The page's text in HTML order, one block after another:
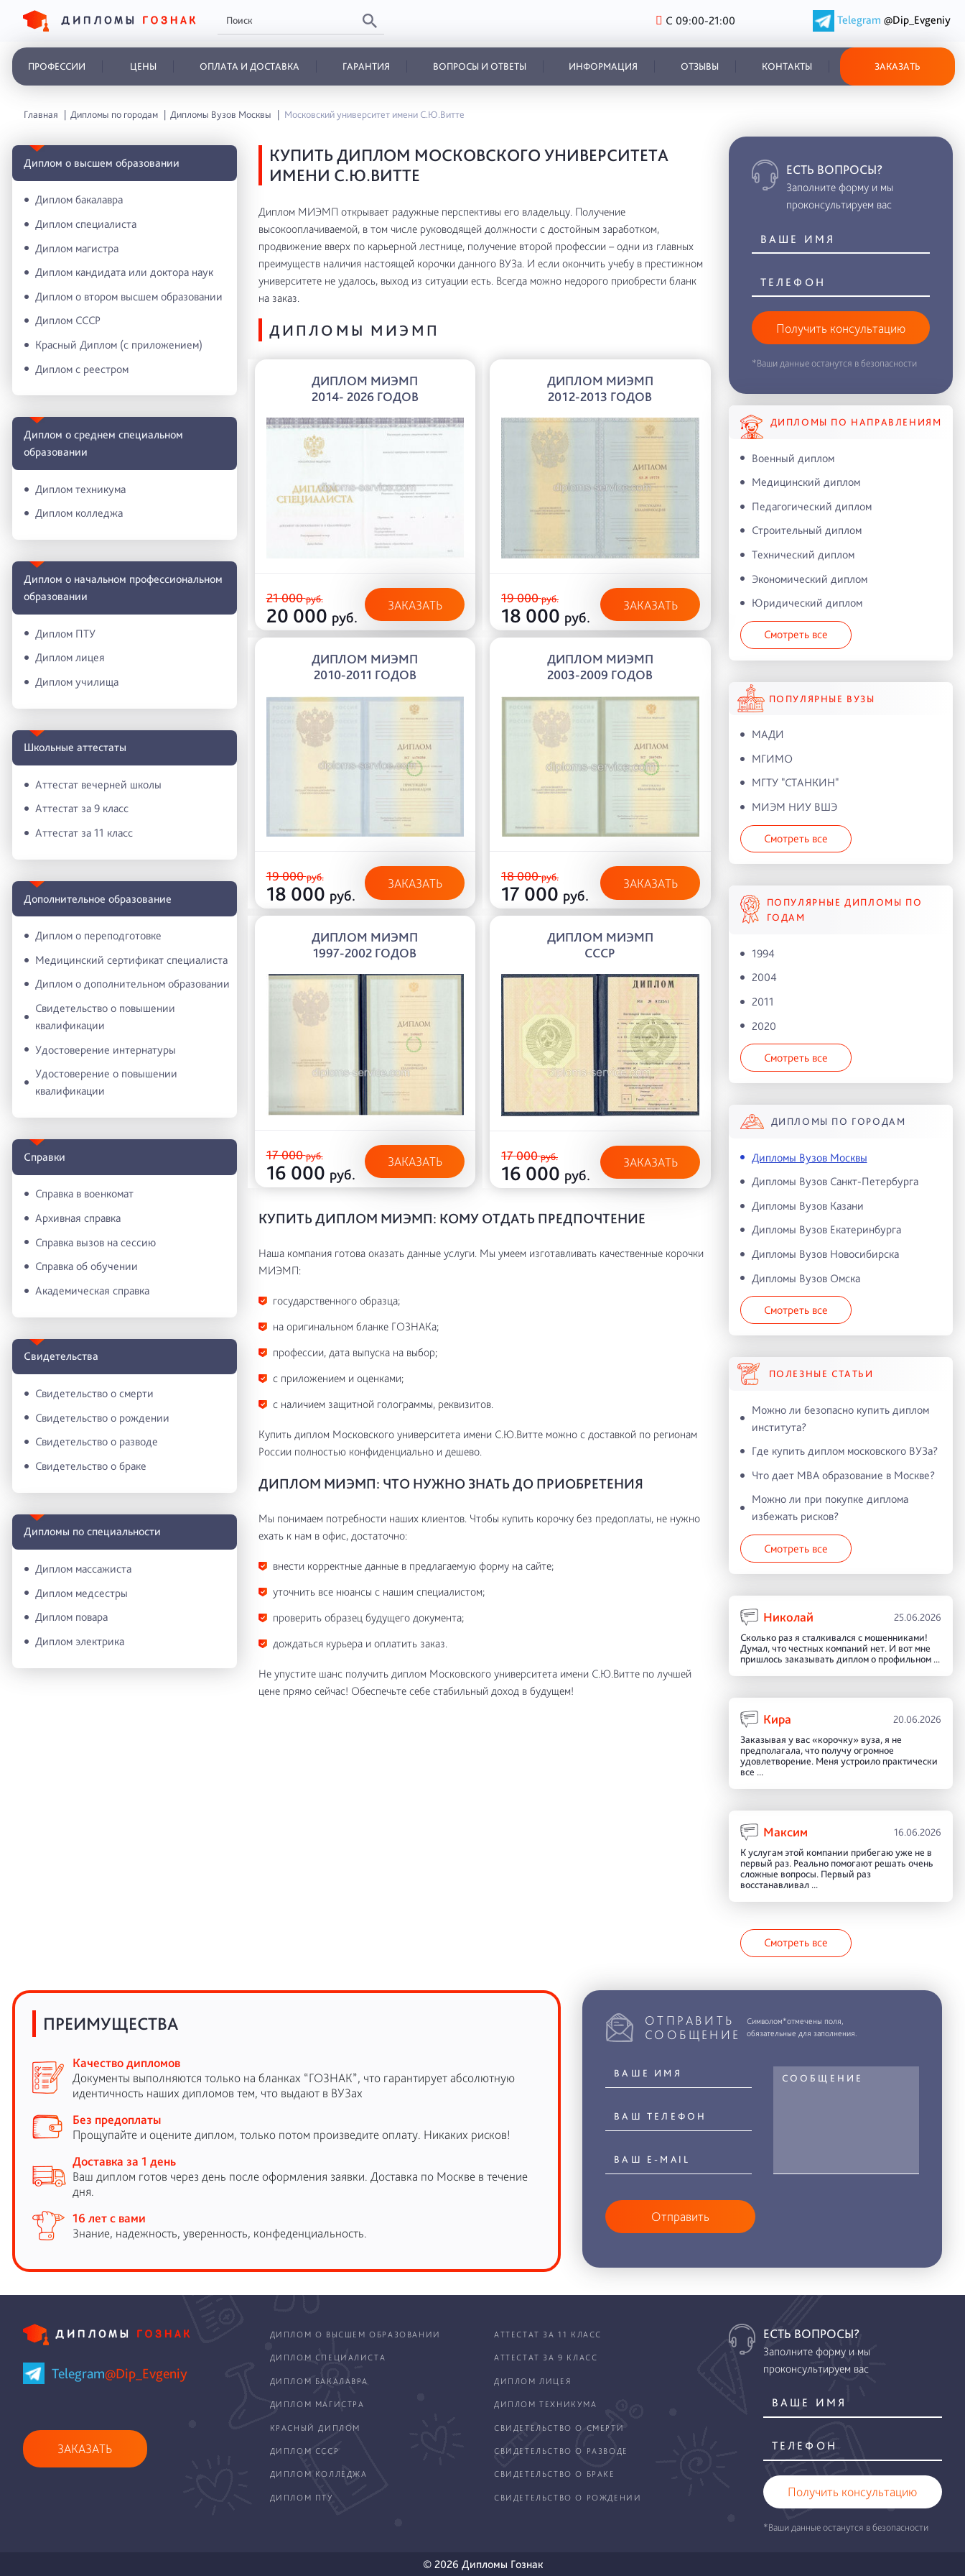
С 09:00-21:00 Telegram @Dip_Evgeniy
ПРОФЕССИИ ЦЕНЫ ОПЛАТА И ДОСТАВКА ГАРАНТИЯ ВОПРОСЫ И ОТВЕТЫ ИНФОРМАЦИЯ ОТЗЫВЫ КОНТАКТЫ ЗАКАЗАТЬ
Главная Дипломы по городам Дипломы Вузов Москвы Московский университет имени С.Ю.Витте
Диплом о высшем образовании
Диплом бакалавра
Диплом специалиста
Диплом магистра
Диплом кандидата или доктора наук
Диплом о втором высшем образовании
Диплом СССР
Красный Диплом (с приложением)
Диплом с реестром
Диплом о среднем специальном
образовании
Диплом техникума
Диплом колледжа
Диплом о начальном профессиональном
oбразовании
Диплом ПТУ
Диплом лицея
Диплом училища
Школьные аттестаты
Аттестат вечерней школы
Аттестат за 9 класс
Аттестат за 11 класс
Дополнительное образование
Диплом о переподготовке
Медицинский сертификат специалиста
Диплом о дополнительном образовании
Свидетельство о повышении
квалификации
Удостоверение интернатуры
Удостоверение о повышении
квалификации
Справки
Справка в военкомат
Архивная справка
Справка вызов на сессию
Справка об обучении
Академическая справка
Свидетельства
Свидетельство о смерти
Свидетельство о рождении
Свидетельство о разводе
Свидетельство о браке
Дипломы по специальности
Диплом массажиста
Диплом медсестры
Диплом повара
Диплом электрика
КУПИТЬ ДИПЛОМ МОСКОВСКОГО УНИВЕРСИТЕТА
ИМЕНИ С.Ю.ВИТТЕ
Диплом МИЭМП открывает радужные перспективы его владельцу. Получение
высокооплачиваемой, в том числе руководящей должности с достойным заработком,
продвижение вверх по карьерной лестнице, получение второй профессии – одни из главных
преимуществ наличия настоящей корочки данного ВУЗа. И если окончить учебу в престижном
университете не удалось, выход из ситуации есть. Всегда можно недорого приобрести бланк
на заказ.
ДИПЛОМЫ МИЭМП
ДИПЛОМ МИЭМП
2014- 2026 ГОДОВ
21 000руб.
20 000 руб.
ЗАКАЗАТЬ
ДИПЛОМ МИЭМП
2012-2013 ГОДОВ
19 000руб.
18 000 руб.
ЗАКАЗАТЬ
ДИПЛОМ МИЭМП
2010-2011 ГОДОВ
19 000руб.
18 000 руб.
ЗАКАЗАТЬ
ДИПЛОМ МИЭМП
2003-2009 ГОДОВ
18 000руб.
17 000 руб.
ЗАКАЗАТЬ
ДИПЛОМ МИЭМП
1997-2002 ГОДОВ
17 000руб.
16 000 руб.
ЗАКАЗАТЬ
ДИПЛОМ МИЭМП
СССР
17 000руб.
16 000 руб.
ЗАКАЗАТЬ
КУПИТЬ ДИПЛОМ МИЭМП: КОМУ ОТДАТЬ ПРЕДПОЧТЕНИЕ
Наша компания готова оказать данные услуги. Мы умеем изготавливать качественные корочки
МИЭМП:
государственного образца;
на оригинальном бланке ГОЗНАКа;
профессии, дата выпуска на выбор;
с приложением и оценками;
с наличием защитной голограммы, реквизитов.
Купить диплом Московского университета имени С.Ю.Витте можно с доставкой по регионам
России полностью конфиденциально и дешево.
ДИПЛОМ МИЭМП: ЧТО НУЖНО ЗНАТЬ ДО ПРИОБРЕТЕНИЯ
Мы понимаем потребности наших клиентов. Чтобы купить корочку без предоплаты, не нужно
ехать к нам в офис, достаточно:
внести корректные данные в предлагаемую форму на сайте;
уточнить все нюансы с нашим специалистом;
проверить образец будущего документа;
дождаться курьера и оплатить заказ.
Не упустите шанс получить диплом Московского университета имени С.Ю.Витте по лучшей
цене прямо сейчас! Обеспечьте себе стабильный доход в будущем!
ЕСТЬ ВОПРОСЫ?
Заполните форму и мы
проконсультируем вас
Получить консультацию
*Ваши данные останутся в безопасности
ДИПЛОМЫ ПО НАПРАВЛЕНИЯМ
Военный диплом
Медицинский диплом
Педагогический диплом
Строительный диплом
Технический диплом
Экономический диплом
Юридический диплом
Смотреть все
ПОПУЛЯРНЫЕ ВУЗЫ
МАДИ
МГИМО
МГТУ "СТАНКИН"
МИЭМ НИУ ВШЭ
Смотреть все
ПОПУЛЯРНЫЕ ДИПЛОМЫ ПО
ГОДАМ
1994
2004
2011
2020
Смотреть все
ДИПЛОМЫ ПО ГОРОДАМ
Дипломы Вузов Москвы
Дипломы Вузов Санкт-Петербурга
Дипломы Вузов Казани
Дипломы Вузов Екатеринбурга
Дипломы Вузов Новосибирска
Дипломы Вузов Омска
Смотреть все
ПОЛЕЗНЫЕ СТАТЬИ
Можно ли безопасно купить диплом
института?
Где купить диплом московского ВУЗа?
Что дает MBA образование в Москве?
Можно ли при покупке диплома
избежать рисков?
Смотреть все
Николай 25.06.2026
Сколько раз я сталкивался с мошенниками!
Думал, что честных компаний нет. И вот мне
пришлось заказывать диплом о профильном ...
Кира 20.06.2026
Заказывая у вас «корочку» вуза, я не
предполагала, что получу огромное
удовлетворение. Меня устроило практически
все ...
Максим 16.06.2026
К услугам этой компании прибегаю уже не в
первый раз. Реально помогают решать очень
сложные вопросы. Первый раз
восстанавливал ...
Смотреть все
ПРЕИМУЩЕСТВА
Качество дипломов
Документы выполняются только на бланках “ГОЗНАК”, что гарантирует абсолютную
идентичность наших дипломов тем, что выдают в ВУЗах
Без предоплаты
Прощупайте и оцените диплом, только потом произведите оплату. Никаких рисков!
Доставка за 1 день
Ваш диплом готов через день после оформления заявки. Доставка по Москве в течение
дня.
16 лет с вами
Знание, надежность, уверенность, конфеденциальность.
ОТПРАВИТЬ
СООБЩЕНИЕ
Символом*отмечены поля,
обязательные для заполнения.
Отправить
Telegram@Dip_Evgeniy
ЗАКАЗАТЬ
ДИПЛОМ О ВЫСШЕМ ОБРАЗОВАНИИ АТТЕСТАТ ЗА 11 КЛАСС
ДИПЛОМ СПЕЦИАЛИСТА АТТЕСТАТ ЗА 9 КЛАСС
ДИПЛОМ БАКАЛАВРА ДИПЛОМ ЛИЦЕЯ
ДИПЛОМ МАГИСТРА ДИПЛОМ ТЕХНИКУМА
КРАСНЫЙ ДИПЛОМ СВИДЕТЕЛЬСТВО О СМЕРТИ
ДИПЛОМ СССР СВИДЕТЕЛЬСТВО О РАЗВОДЕ
ДИПЛОМ КОЛЛЕДЖА СВИДЕТЕЛЬСТВО О БРАКЕ
ДИПЛОМ ПТУ СВИДЕТЕЛЬСТВО О РОЖДЕНИИ
ЕСТЬ ВОПРОСЫ?
Заполните форму и мы
проконсультируем вас
Получить консультацию
*Ваши данные останутся в безопасности
© 2026 Дипломы Гознак